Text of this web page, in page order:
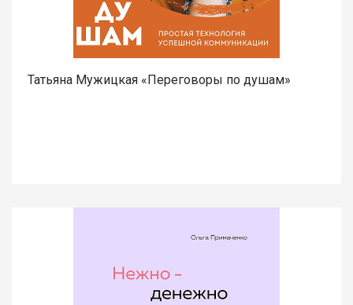
Татьяна Мужицкая «Переговоры по душам»